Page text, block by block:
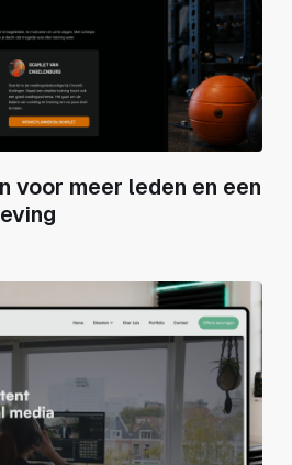
voor meer leden en een